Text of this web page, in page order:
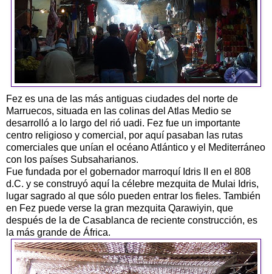
Fez es una de las más antiguas ciudades del norte de
Marruecos, situada en las colinas del Atlas Medio se
desarrolló a lo largo del rió uadi. Fez fue un importante
centro religioso y comercial, por aquí pasaban las rutas
comerciales que unían el océano Atlántico y el Mediterráneo
con los países Subsaharianos.
Fue fundada por el gobernador marroquí Idris II en el 808
d.C. y se construyó aquí la célebre mezquita de Mulai Idris,
lugar sagrado al que sólo pueden entrar los fieles. También
en Fez puede verse la gran mezquita Qarawiyin, que
después de la de Casablanca de reciente construcción, es
la más grande de África.